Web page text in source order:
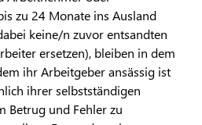
zu 24 Monate ins Ausland
keine/n zuvor entsandten
ersetzen), bleiben in dem
ihr Arbeitgeber ansässig ist
ihrer selbstständigen
Betrug und Fehler zu